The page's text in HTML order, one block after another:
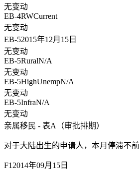
无变动
EB-4RWCurrent
无变动
EB-52015年12月15日
无变动
EB-5RuralN/A
无变动
EB-5HighUnempN/A
无变动
EB-5InfraN/A
无变动
亲属移民 - 表A（审批排期）
对于大陆出生的申请人， 本月停滞不前
F1 2014年09月15日